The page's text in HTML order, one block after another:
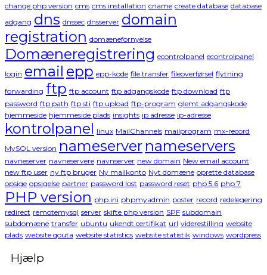
change php version cms cms installation cname create database database
adgang dns dnssec dnsserver domain
registration domænefornyelse
Domæneregistrering econtrolpanel econtrolpanel
login email epp epp-kode file transfer fileoverførsel flytning
forwarding ftp ftp account ftp adgangskode ftp download ftp
password ftp path ftp sti ftp upload ftp-program glemt adgangskode
hjemmeside hjemmeside plads insights ip adresse ip-adresse
kontrolpanel linux MailChannels mailprogram mx-record
MySQL version nameserver nameservers
navneserver navneservere navnserver new domain New email account
new ftp user ny ftp bruger Ny mailkonto Nyt domæne oprette database
opsige opsigelse partner password lost password reset php 5.6 php 7
PHP version php.ini phpmyadmin poster record redelegering
redirect remotemysql server skifte php version SPF subdomain
subdomæne transfer ubuntu ukendt certifikat url viderestilling website
plads website qouta website statistics website statistik windows wordpress
Hjælp